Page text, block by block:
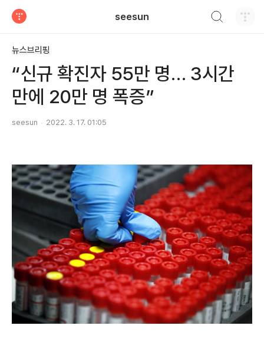
seesun
뉴스브리핑
“신규 확진자 55만 명… 3시간
만에 20만 명 폭증”
seesun 2022. 3. 17. 01:05